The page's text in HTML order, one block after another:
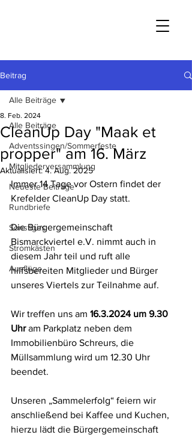
Beitrag
Alle Beiträge
Adventssingen/Sommerfeste
Mitgliederversammlung
Neueste Beiträge
Rundbriefe
Sonstiges
Stromkästen
Ausflüge
Alle Beiträge
CleanUp Day "Maak et
propper" am 16. März
8. Feb. 2024
Aktualisiert:4. Aug. 2025
Immer 14 Tage vor Ostern findet der
Krefelder CleanUp Day statt.
Die Bürgergemeinschaft
Bismarckviertel e.V. nimmt auch in
diesem Jahr teil und ruft alle
hilfsbereiten Mitglieder und Bürger
unseres Viertels zur Teilnahme auf.
Wir treffen uns am 16.3.2024 um 9.30
Uhr am Parkplatz neben dem
Immobilienbüro Schreurs, die
Müllsammlung wird um 12.30 Uhr
beendet.
Unseren „Sammelerfolg“ feiern wir
anschließend bei Kaffee und Kuchen,
hierzu lädt die Bürgergemeinschaft